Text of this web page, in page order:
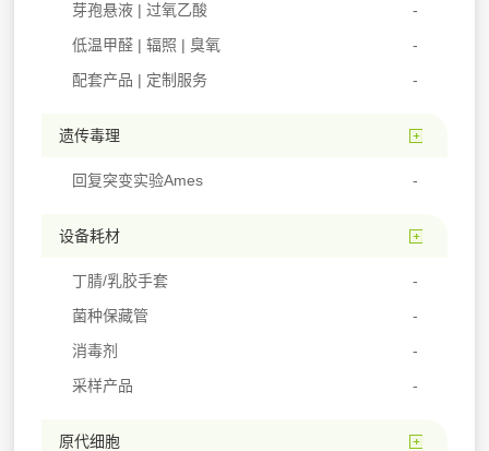
芽孢悬液 | 过氧乙酸
低温甲醛 | 辐照 | 臭氧
配套产品 | 定制服务
遗传毒理
回复突变实验Ames
设备耗材
丁腈/乳胶手套
菌种保藏管
消毒剂
采样产品
原代细胞